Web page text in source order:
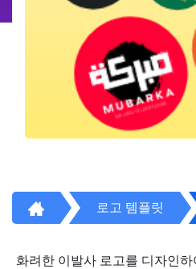
로고 템플릿
화려한 이발사 로고를 디자인